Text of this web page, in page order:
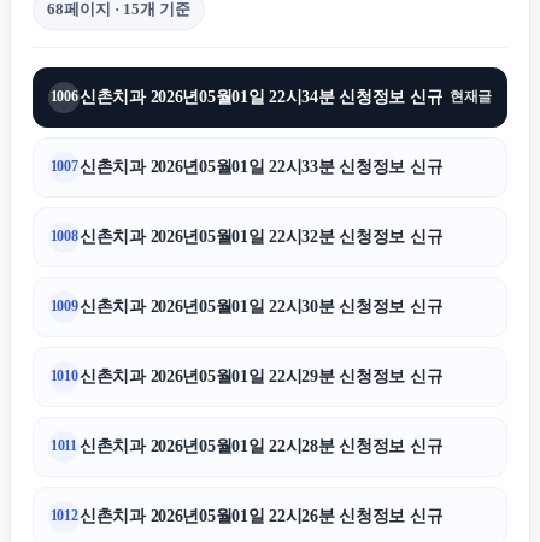
68페이지 · 15개 기준
1006신촌치과 2026년05월01일 22시34분 신청정보 신규 현재글
1007신촌치과 2026년05월01일 22시33분 신청정보 신규
1008신촌치과 2026년05월01일 22시32분 신청정보 신규
1009신촌치과 2026년05월01일 22시30분 신청정보 신규
1010신촌치과 2026년05월01일 22시29분 신청정보 신규
1011신촌치과 2026년05월01일 22시28분 신청정보 신규
1012신촌치과 2026년05월01일 22시26분 신청정보 신규